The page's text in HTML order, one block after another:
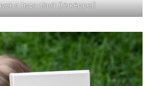
a Tisza-tónál (térképpel)